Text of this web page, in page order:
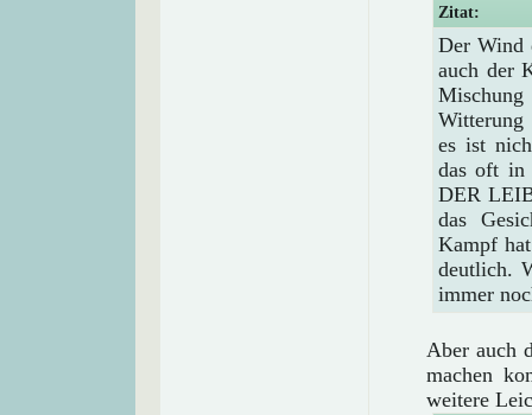
Zitat:
Der Wind
auch der
Witterung
es ist
das oft in
DER
das
Kampf
deutlich.
immer
Aber auch
machen
weitere